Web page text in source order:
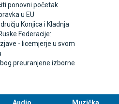
ponovni početak
u EU
Konjica i Kladnja
Federacije:
- licemjerje u svom
preuranjene izborne